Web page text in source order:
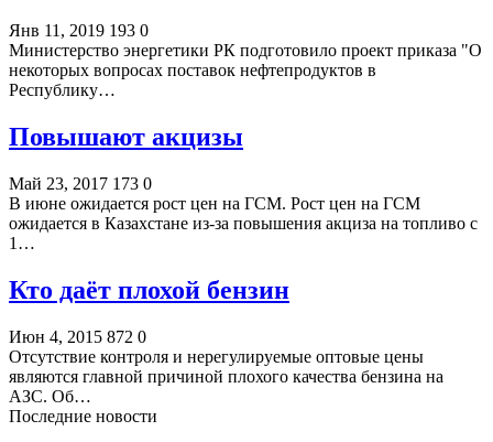
Янв 11, 2019 193 0
Министерство энергетики РК подготовило проект приказа "О
некоторых вопросах поставок нефтепродуктов в
Республику…
Повышают акцизы
Май 23, 2017 173 0
В июне ожидается рост цен на ГСМ. Рост цен на ГСМ
ожидается в Казахстане из-за повышения акциза на топливо с
1…
Кто даёт плохой бензин
Июн 4, 2015 872 0
Отсутствие контроля и нерегулируемые оптовые цены
являются главной причиной плохого качества бензина на
АЗС. Об…
Последние новости